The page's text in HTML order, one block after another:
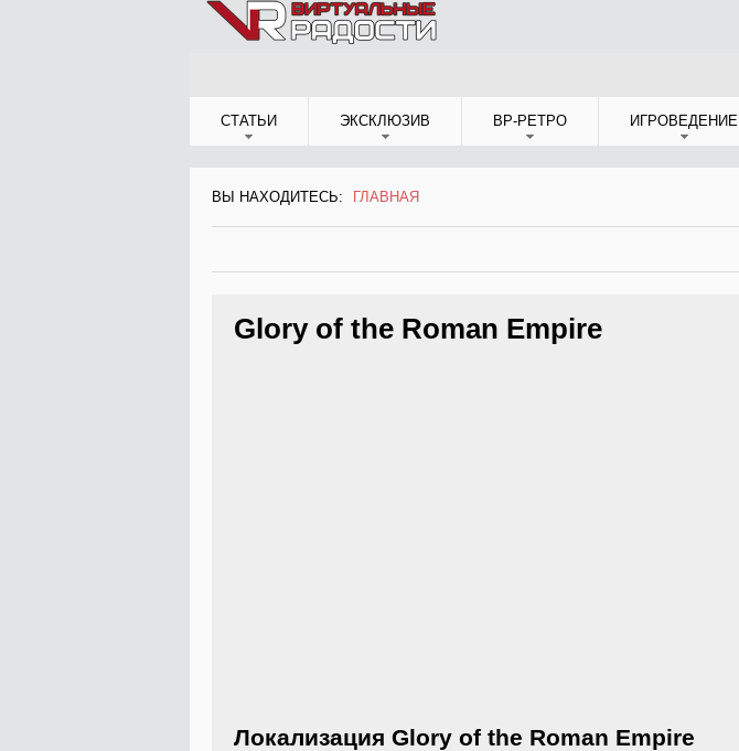
СТАТЬИ ЭКСКЛЮЗИВ ВР-РЕТРО ИГРОВЕДЕНИЕ
ВЫ НАХОДИТЕСЬ:
ВЫ НАХОДИТЕСЬ
ГЛАВНАЯ
Glory of the Roman Empire
Локализация Glory of the Roman Empire